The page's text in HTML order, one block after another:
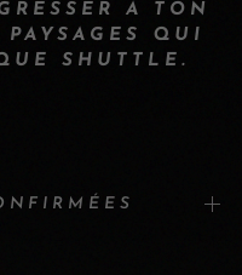
À TON
QUI
SHUTTLE.